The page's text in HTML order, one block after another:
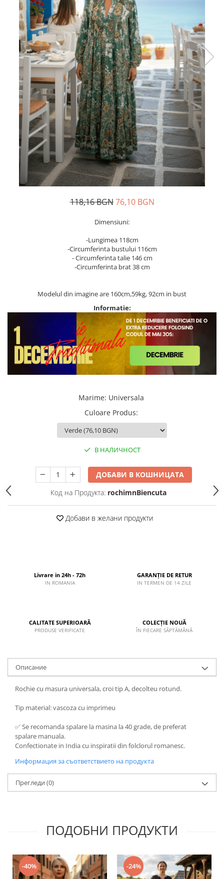
Дамски панталони
Дамски пуловери
Дамски сака
Дамски спортни комплекти
Дамски тениски
Дамски якета
Жилетка
Пояси за момчета
118,16 BGN 76,10 BGN
Dimensiuni:
-Lungimea 118cm
-Circumferinta bustului 116cm
- Circumferinta talie 146 cm
-Circumferinta brat 38 cm
Modelul din imagine are 160cm,59kg, 92cm in bust
Informatie:
Marime: Universala
Culoare Produs:
В НАЛИЧНОСТ
ДОБАВИ В КОШНИЦАТА
Код на Продукта: rochimnBiencuta
Добави в желани продукти
Livrare in 24h - 72h
IN ROMANIA
GARANȚIE DE RETUR
IN TERMEN DE 14 ZILE
CALITATE SUPERIOARĂ
PRODUSE VERIFICATE
COLECȚIE NOUĂ
ÎN FIECARE SĂPTĂMÂNĂ
Описание
Rochie cu masura universala, croi tip A, decolteu rotund.
Tip material: vascoza cu imprimeu
✅ Se recomanda spalare la masina la 40 grade, de preferat
spalare manuala.
Confectionate in India cu inspiratii din folclorul romanesc.
Информация за съответствието на продукта
Прегледи (0)
ПОДОБНИ ПРОДУКТИ
-40% -24%